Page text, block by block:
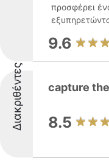
προσφέρει
9.6
Διακριθέντες capture
8.5